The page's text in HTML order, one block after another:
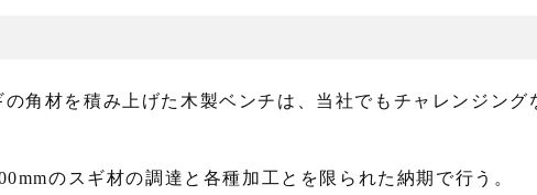
角材を積み上げた木製ベンチは、当社でもチャレンジング
のスギ材の調達と各種加工とを限られた納期で行う。